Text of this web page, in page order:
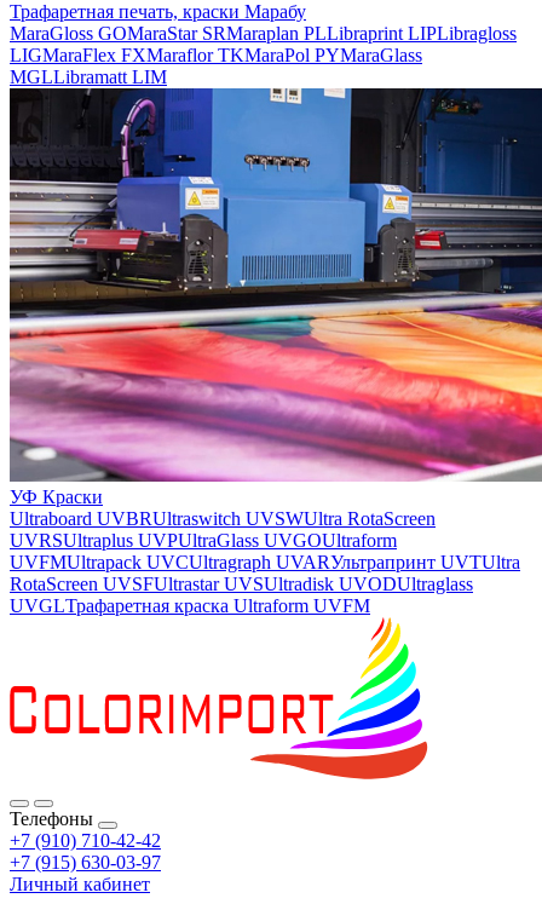
Трафаретная печать, краски Марабу
MaraGloss GOMaraStar SRMaraplan PLLibraprint LIPLibragloss
LIGMaraFlex FXMaraflor TKMaraPol PYMaraGlass
MGLLibramatt LIM
УФ Краски
Ultraboard UVBRUltraswitch UVSWUltra RotaScreen
UVRSUltraplus UVPUltraGlass UVGOUltraform
UVFMUltrapack UVCUltragraph UVARУльтрапринт UVTUltra
RotaScreen UVSFUltrastar UVSUltradisk UVODUltraglass
UVGLТрафаретная краска Ultraform UVFM
Телефоны
+7 (910) 710-42-42
+7 (915) 630-03-97
Личный кабинет